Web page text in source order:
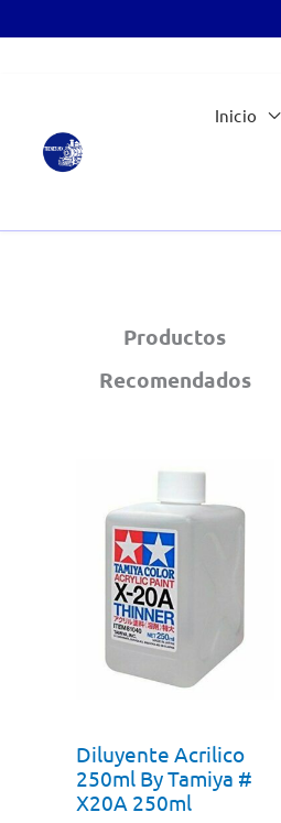
contenido
Inicio
Productos
Recomendados
Diluyente Acrilico
250ml By Tamiya #
X20A 250ml